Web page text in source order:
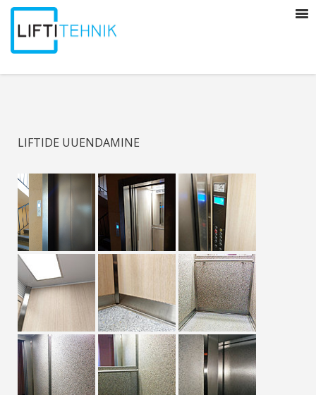
LIFTIDE UUENDAMINE